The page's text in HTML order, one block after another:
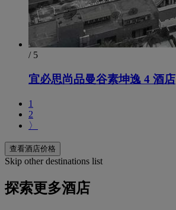
/ 5
宜必思尚品曼谷素坤逸 4 酒店
1
2
〉
查看酒店价格
Skip other destinations list
探索更多酒店